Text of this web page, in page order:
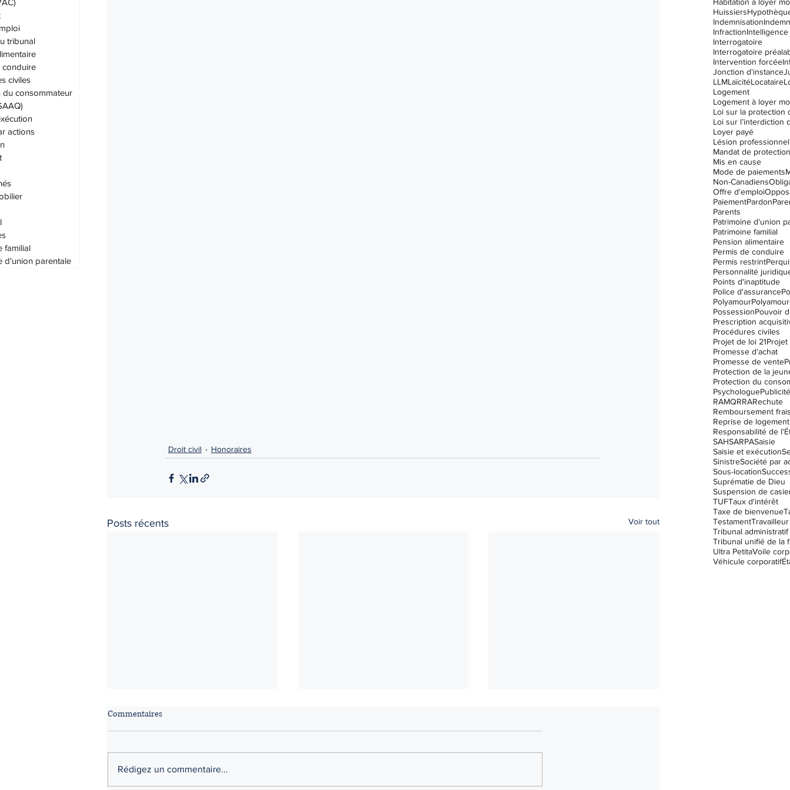
tribunal
conduire
civiles
du consommateur
actions
familial
d'union parentale
Droit civil Honoraires
Posts récents Voir tout
Commentaires
Rédigez un commentaire...
Huissiers
Indemnisation
Infraction
Interrogatoire
Interrogatoire
Intervention forcée
Jonction d'instance
LLMLaïcitéLocataire
Logement
Logement à loyer
Loyer payé
Lésion
Mandat de protection
Mis en cause
Mode de paiements
Non-Canadiens
Offre d'emploi
PaiementPardon
Parents
Patrimoine d'union
Patrimoine familial
Pension alimentaire
Permis de conduire
Permis restrint
Personnalité
Points d'inaptitude
Police d'assurance
Polyamour
PossessionPouvoir
Prescription
Procédures civiles
Projet de loi 21Projet
Promesse d'achat
Promesse de vente
Protection de la
Protection du
Psychologue
RAMQRRARechute
Remboursement
Reprise de logement
Responsabilité de
SAHSARPASaisie
Saisie et exécution
SinistreSociété par
Sous-location
Suprématie de Dieu
Suspension de
TUFTaux d'intérêt
Taxe de bienvenue
Testament
Tribunal unifié de la
Ultra PetitaVoile
Véhicule corporatif